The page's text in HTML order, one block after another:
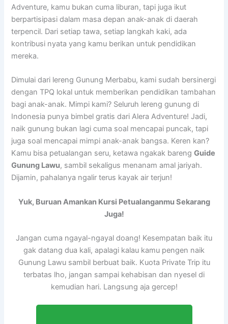
Adventure, kamu bukan cuma liburan, tapi juga ikut
berpartisipasi dalam masa depan anak-anak di daerah
terpencil. Dari setiap tawa, setiap langkah kaki, ada
kontribusi nyata yang kamu berikan untuk pendidikan
mereka.
Dimulai dari lereng Gunung Merbabu, kami sudah bersinergi
dengan TPQ lokal untuk memberikan pendidikan tambahan
bagi anak-anak. Mimpi kami? Seluruh lereng gunung di
Indonesia punya bimbel gratis dari Alera Adventure! Jadi,
naik gunung bukan lagi cuma soal mencapai puncak, tapi
juga soal mencapai mimpi anak-anak bangsa. Keren kan?
Kamu bisa petualangan seru, ketawa ngakak barengGuide
Gunung Lawu, sambil sekaligus menanam amal jariyah.
Dijamin, pahalanya ngalir terus kayak air terjun!
Yuk, Buruan Amankan Kursi Petualanganmu Sekarang
Juga!
Jangan cuma ngayal-ngayal doang! Kesempatan baik itu
gak datang dua kali, apalagi kalau kamu pengen naik
Gunung Lawu sambil berbuat baik. Kuota Private Trip itu
terbatas lho, jangan sampai kehabisan dan nyesel di
kemudian hari. Langsung aja gercep!